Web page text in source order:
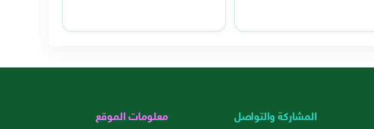
المشاركة والتواصل معلومات الموقع